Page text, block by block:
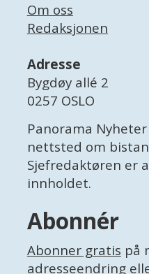
Om oss
Redaksjonen
Adresse
Bygdøy allé 2
0257 OSLO
Panorama
nettsted om
Sjefredaktøren er
innholdet.
Abonnér
Abonner gratis på
adresseendring